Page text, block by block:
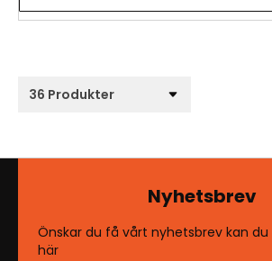
Nyhetsbrev
Önskar du få vårt nyhetsbrev kan du
här